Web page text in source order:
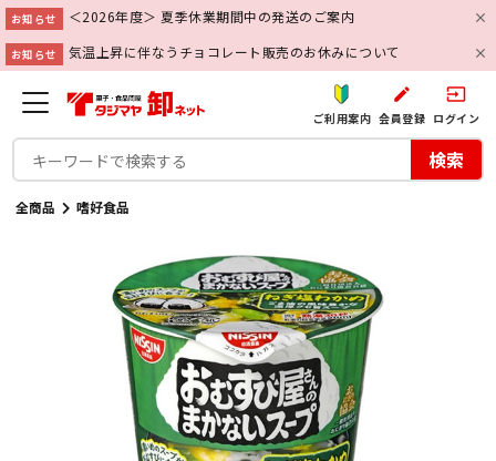
お知らせ ＜2026年度＞ 夏季休業期間中の発送のご案内
お知らせ 気温上昇に伴なうチョコレート販売のお休みについて
ご利用案内
create
会員登録
input
ログイン
検索
全商品 嗜好食品